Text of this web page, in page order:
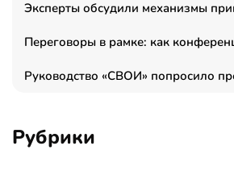
Рубрики